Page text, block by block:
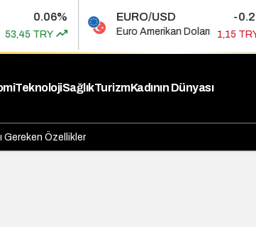
0.06%
TRY
EURO/USD -0.22%
Euro Amerikan Doları 1,15 TRY
TeknolojiSağlıkTurizmKadının Dünyası
Gereken Özellikler